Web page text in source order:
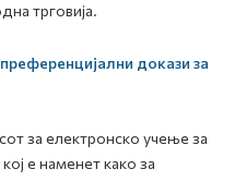
трговија.
докази за
за електронско учење за
кој е наменет како за